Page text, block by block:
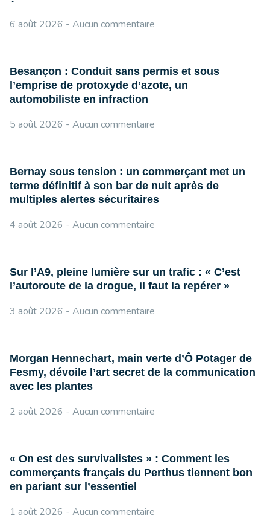
6 août 2026 Aucun commentaire
Besançon : Conduit sans permis et sous
l’emprise de protoxyde d’azote, un
automobiliste en infraction
5 août 2026 Aucun commentaire
Bernay sous tension : un commerçant met un
terme définitif à son bar de nuit après de
multiples alertes sécuritaires
4 août 2026 Aucun commentaire
Sur l’A9, pleine lumière sur un trafic : « C’est
l’autoroute de la drogue, il faut la repérer »
3 août 2026 Aucun commentaire
Morgan Hennechart, main verte d’Ô Potager de
Fesmy, dévoile l’art secret de la communication
avec les plantes
2 août 2026 Aucun commentaire
« On est des survivalistes » : Comment les
commerçants français du Perthus tiennent bon
en pariant sur l’essentiel
1 août 2026 Aucun commentaire